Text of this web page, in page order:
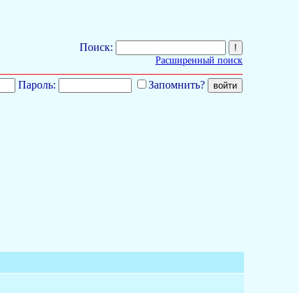
Поиск:
Расширенный поиск
Пароль: Запомнить?